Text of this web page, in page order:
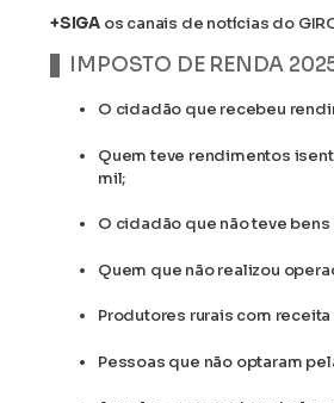
+SIGA os canais de notícias do
IMPOSTO DE RENDA
O cidadão que recebeu
Quem teve rendimentos
mil;
O cidadão que não teve
Quem que não realizou
Produtores rurais com receita
Pessoas que não optaram